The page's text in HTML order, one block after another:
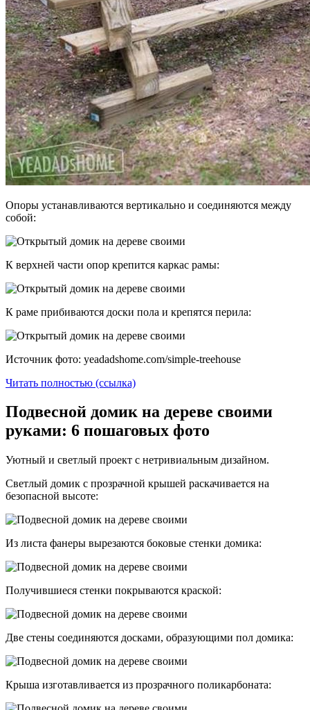
Опоры устанавливаются вертикально и соединяются между
собой:
К верхней части опор крепится каркас рамы:
К раме прибиваются доски пола и крепятся перила:
Источник фото: yeadadshome.com/simple-treehouse
Читать полностью (ссылка)
Подвесной домик на дереве своими
руками: 6 пошаговых фото
Уютный и светлый проект с нетривиальным дизайном.
Светлый домик с прозрачной крышей раскачивается на
безопасной высоте:
Из листа фанеры вырезаются боковые стенки домика:
Получившиеся стенки покрываются краской:
Две стены соединяются досками, образующими пол домика:
Крыша изготавливается из прозрачного поликарбоната: